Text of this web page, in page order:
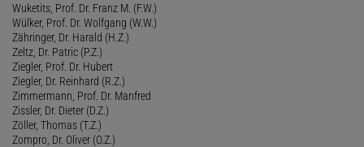
Wuketits, Prof. Dr. Franz M. (F.W.)
Wülker, Prof. Dr. Wolfgang (W.W.)
Zähringer, Dr. Harald (H.Z.)
Zeltz, Dr. Patric (P.Z.)
Ziegler, Prof. Dr. Hubert
Ziegler, Dr. Reinhard (R.Z.)
Zimmermann, Prof. Dr. Manfred
Zissler, Dr. Dieter (D.Z.)
Zöller, Thomas (T.Z.)
Zompro, Dr. Oliver (O.Z.)